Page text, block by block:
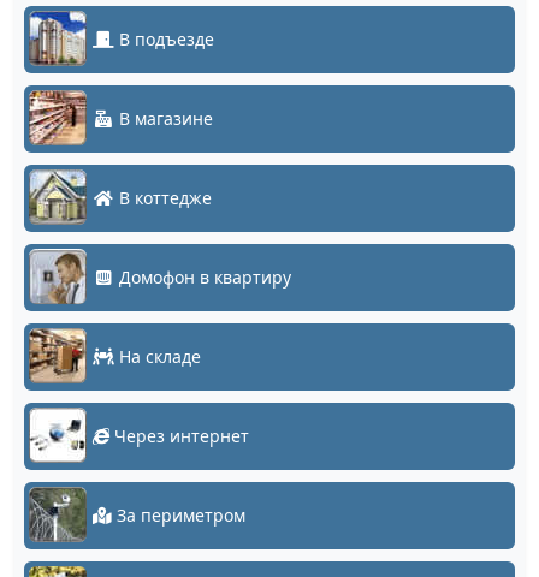
В подъезде
В магазине
В коттедже
Домофон в квартиру
На складе
Через интернет
За периметром